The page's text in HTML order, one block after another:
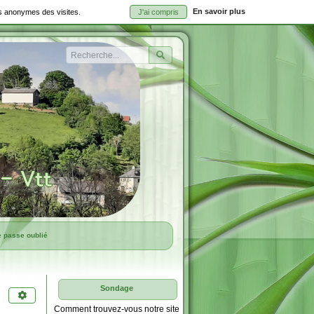
des visites. J'ai compris En savoir plus
Rechercher
passe oublié
Sondage
Comment trouvez-vous notre site